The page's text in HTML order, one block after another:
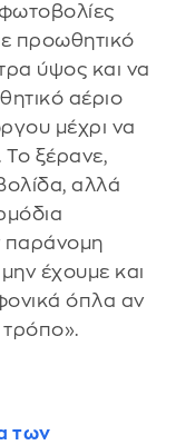
φωτοβολίες
προωθητικό
ύψος και να
αέριο
μέχρι να
Το ξέρανε,
αλλά
παράνομη
έχουμε και
όπλα αν
τρόπο».
των